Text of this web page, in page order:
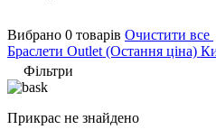
Вибрано 0 товарів Очистити все
Браслети Outlet (Остання ціна)
Фільтри
Прикрас не знайдено